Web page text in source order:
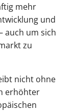
mehr
und
auch um sich
zu
nicht ohne
erhöhter